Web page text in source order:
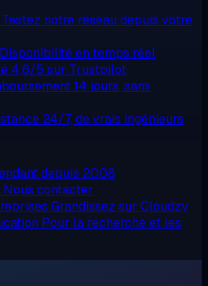
Testez notre réseau depuis votre
Disponibilité en temps réel
4,6/5 sur Trustpilot
14 jours, sans
24/7, de vrais ingénieurs
depuis 2008
Nous contacter
Grandissez sur Cloudzy
Pour la recherche et les